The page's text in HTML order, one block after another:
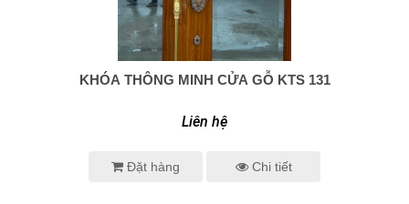
0938 414 005
KHÓA THÔNG MINH CỬA GỖ KTS 131
Liên hệ
Đặt hàng Chi tiết